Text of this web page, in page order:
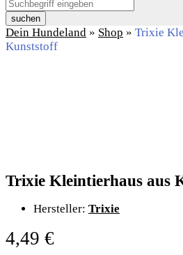
suchen
Dein Hundeland » Shop » Trixie
Kunststoff
Trixie Kleintierhaus aus
Hersteller: Trixie
4,49 €